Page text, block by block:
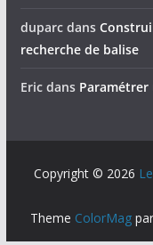
duparcdans
recherche de balise
Ericdans Paramétrer
Copyright © 2026
Theme ColorMag